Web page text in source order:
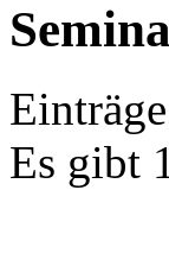
Einträge
Es gibt